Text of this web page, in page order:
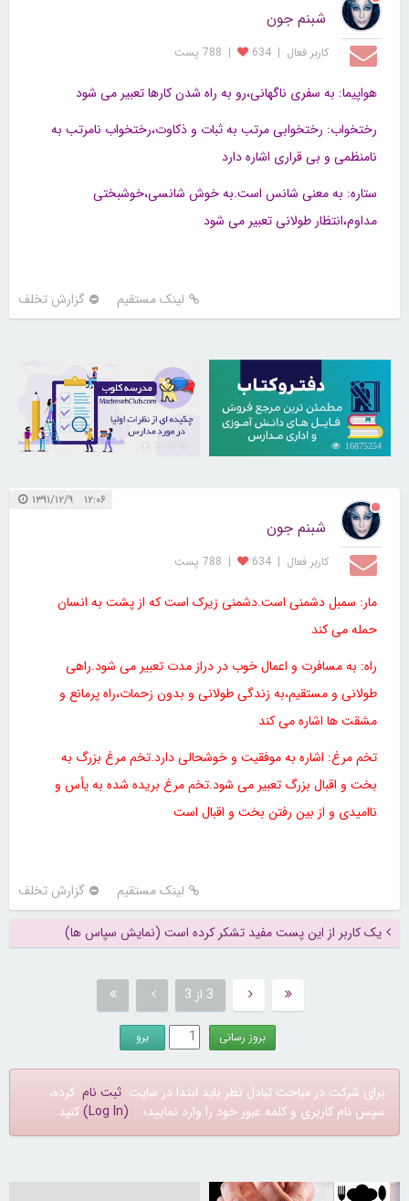
شبنم جون
کاربر فعال |
634
| 788 پست
هواپیما: به سفری ناگهانی،رو به راه شدن کارها تعبیر می شود
رختخواب: رختخوابی مرتب به ثبات و ذکاوت،رختخواب نامرتب به
نامنظمی و بی قراری اشاره دارد
ستاره: به معنی شانس است.به خوش شانسی،خوشبختی
مداوم،انتظار طولانی تعبیر می شود
لینک مستقیم گزارش تخلف
16875254
۱۲:۰۶ ۱۳۹۱/۱۲/۹
شبنم جون
کاربر فعال |
634
| 788 پست
مار: سمبل دشمنی است.دشمنی زیرک است که از پشت به انسان
حمله می کند
راه: به مسافرت و اعمال خوب در دراز مدت تعبیر می شود.راهی
طولانی و مستقیم،به زندگی طولانی و بدون زحمات،راه پرمانع و
مشقت ها اشاره می کند
تخم مرغ: اشاره به موفقیت و خوشحالی دارد.تخم مرغ بزرگ به
بخت و اقبال بزرگ تعبیر می شود.تخم مرغ بریده شده به یأس و
ناامیدی و از بین رفتن بخت و اقبال است
لینک مستقیم گزارش تخلف
یک کاربر از این پست مفید تشکر کرده است (نمایش سپاس ها)
3 از 3
برای شرکت در مباحث تبادل نظر باید ابتدا در سایت ثبت نام کرده،
سپس نام کاربری و کلمه عبور خود را وارد نمایید؛ (Log In) کنید.